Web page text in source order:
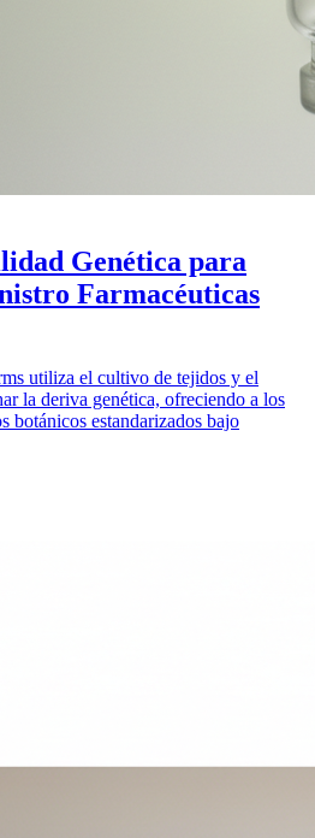
Genética para
Farmacéuticas
utiliza el cultivo de tejidos y el
la deriva genética, ofreciendo a los
botánicos estandarizados bajo